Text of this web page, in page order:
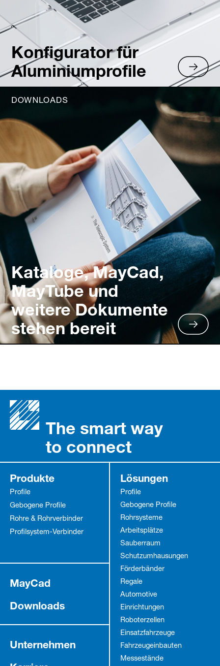
Konfigurator für
Aluminiumprofile
DOWNLOADS
Kataloge, MayCad,
MayTube und
weitere Dokumente
stehen bereit
The smart way
to connect
Produkte
Profile
Gebogene Profile
Rohre & Rohrverbinder
Profilsystem-Verbinder
Lösungen
Profile
Gebogene Profile
Rohrsysteme
Arbeitsplätze
Sauberraum
Schutz­umhausungen
Förderbänder
Regale
Automotive
Einrichtungen
Roboterzellen
Einsatzfahrzeuge
Fahrzeug­einbauten
Messestände
MayCad
Downloads
Unternehmen